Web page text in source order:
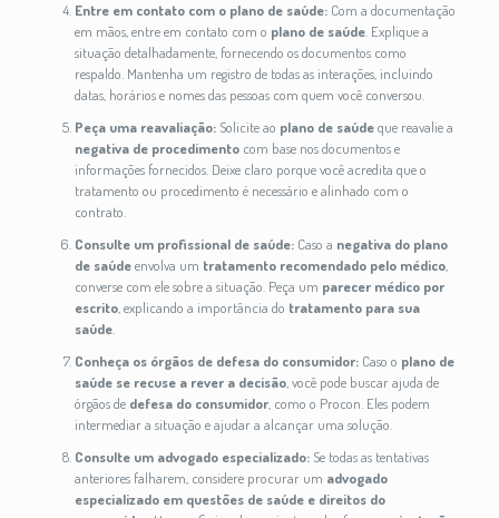
Entre em contato com o plano de saúde: Com a documentação
em mãos, entre em contato com o plano de saúde . Explique a
situação detalhadamente, fornecendo os documentos como
respaldo. Mantenha um registro de todas as interações, incluindo
datas, horários e nomes das pessoas com quem você conversou.
Peça uma reavaliação: Solicite ao plano de saúdeque reavalie a
negativa de procedimento com base nos documentos e
informações fornecidos. Deixe claro porque você acredita que o
tratamento ou procedimento é necessário e alinhado com o
contrato.
Consulte um profissional de saúde: Caso a negativa do plano
de saúdeenvolva um tratamento recomendado pelo médico
converse com ele sobre a situação. Peça um parecer médico por
escrito , explicando a importância do tratamento para sua
saúde
Conheça os órgãos de defesa do consumidor: Caso o plano de
saúde se recuse a rever a decisão , você pode buscar ajuda de
órgãos de defesa do consumidor , como o Procon. Eles podem
intermediar a situação e ajudar a alcançar uma solução.
Consulte um advogado especializado: Se todas as tentativas
anteriores falharem, considere procurar um advogado
especializado em questões de saúde e direitos do